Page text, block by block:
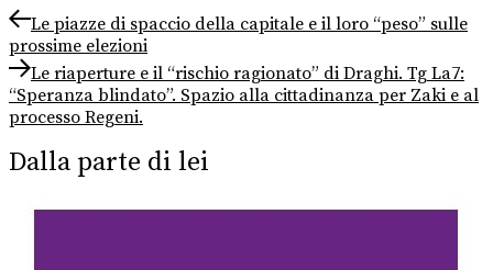
Navigazione
articoli
Previous
post:
Le piazze di spaccio della capitale e il loro “peso” sulle
prossime elezioni
Next
post:
Le riaperture e il “rischio ragionato” di Draghi. Tg La7:
“Speranza blindato”. Spazio alla cittadinanza per Zaki e al
processo Regeni.
Dalla parte di lei